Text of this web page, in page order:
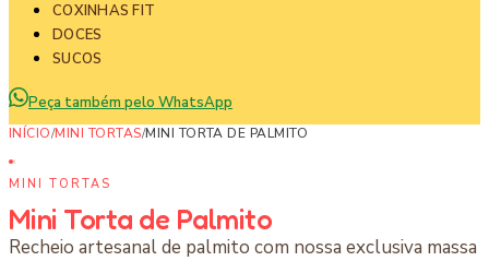
COXINHAS FIT
DOCES
SUCOS
Peça também pelo WhatsApp
INÍCIO/MINI TORTAS/MINI TORTA DE PALMITO
MINI TORTAS
Mini Torta de Palmito
Recheio artesanal de palmito com nossa exclusiva massa